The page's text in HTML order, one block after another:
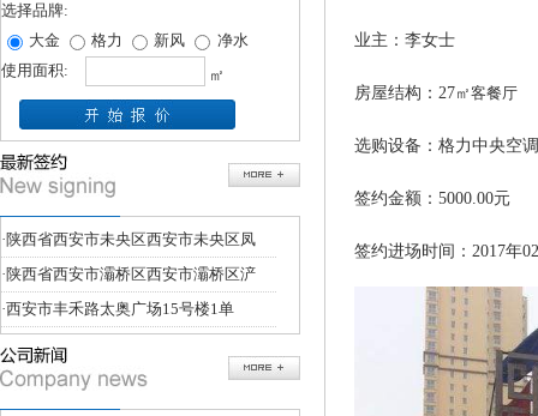
选择品牌:
大金
格力 新风
净水
使用面积:
㎡
·陕西省西安市未央区西安市未央区凤
·陕西省西安市灞桥区西安市灞桥区浐
·西安市丰禾路太奥广场15号楼1单
业主：李女士
房屋结构：27㎡客餐厅
选购设备：格力中央空
签约金额：5000.00元
签约进场时间：2017年